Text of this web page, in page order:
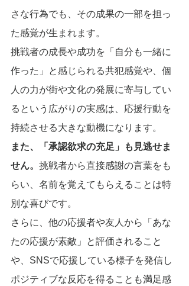
さな行為でも、その成果の一部を担っ
た感覚が生まれます。
挑戦者の成長や成功を「自分も一緒に
作った」と感じられる共犯感覚や、個
人の力が街や文化の発展に寄与してい
るという広がりの実感は、応援行動を
持続させる大きな動機になります。
また、「承認欲求の充足」も見逃せま
せん。 挑戦者から直接感謝の言葉をも
らい、名前を覚えてもらえることは特
別な喜びです。
さらに、他の応援者や友人から「あな
たの応援が素敵」と評価されること
や、SNSで応援している様子を発信し
ポジティブな反応を得ることも満足感